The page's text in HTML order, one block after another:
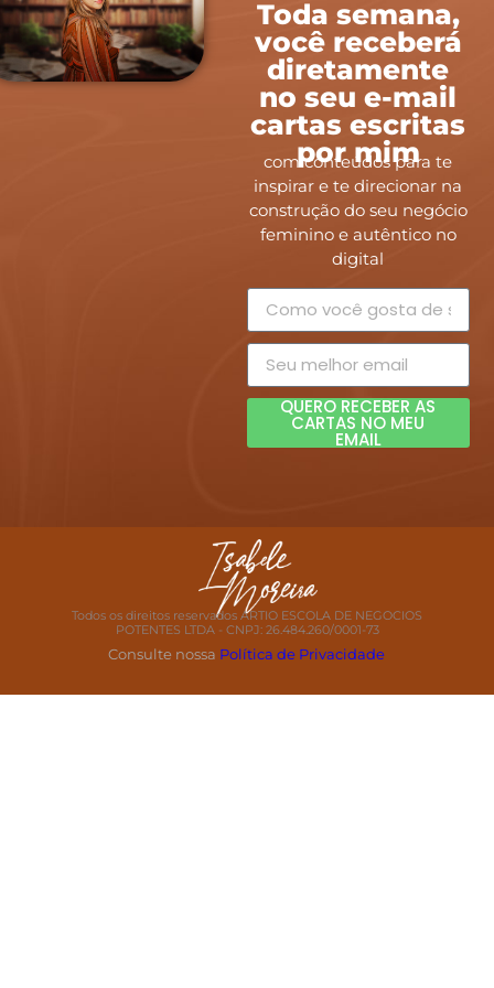
Toda semana,
você receberá
diretamente
no seu e-mail
cartas escritas
por mim
com conteúdos para te
inspirar e te direcionar na
construção do seu negócio
feminino e autêntico no
digital
QUERO RECEBER AS
CARTAS NO MEU
EMAIL
Todos os direitos reservados ARTIO ESCOLA DE NEGOCIOS
POTENTES LTDA - CNPJ: 26.484.260/0001-73
Consulte nossa Política de Privacidade